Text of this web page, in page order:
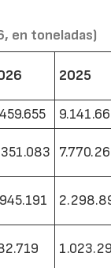
en toneladas)
2025